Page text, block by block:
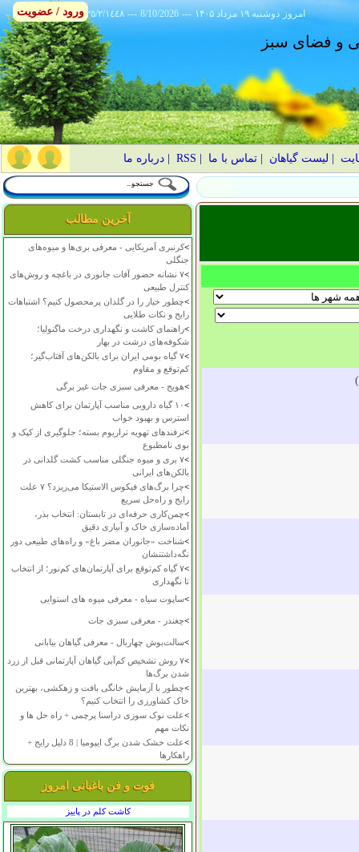
٢٥/٢/١٤٤٨ --- 8/10/2026 --- ۱۴۰۵ دوشنبه ۱۹ مرداد امروز
و فضای سبز
لیست گیاهان |تماس با ما RSS
|درباره ما
آخرین مطالب
>کرنبری آمریکایی - معرفی بری‌ها و میوه‌های
جنگلی
>
۷ نشانه حضور آفات جانوری در باغچه و روش‌های
کنترل طبیعی
>چطور خیار را در گلدان پرمحصول کنیم؟ اشتباهات
رایج و نکات طلایی
>راهنمای کاشت و نگهداری درخت ماگنولیا؛
شکوفه‌های درشت در بهار
>
۷ گیاه بومی ایران برای بالکن‌های آفتاب‌گیر؛
کم‌توقع و مقاوم
>هویج - معرفی سبزی جات غیر برگی
>
۱۰ گیاه دارویی مناسب آپارتمان برای کاهش
استرس و بهبود خواب
>ترفندهای تهویه تراریوم بسته؛ جلوگیری از کپک و
بوی نامطبوع
>
۷ بری و میوه جنگلی مناسب کشت گلدانی در
بالکن‌های ایرانی
>
چرا برگ‌های فیکوس الاستیکا می‌ریزد؟ ۷ علت
رایج و راه‌حل سریع
>چمن‌کاری حرفه‌ای در تابستان: انتخاب بذر،
آماده‌سازی خاک و آبیاری دقیق
>شناخت «جانوران مضر باغ» و راه‌های طبیعی دور
نگه‌داشتنشان
>
۷ گیاه کم‌توقع برای آپارتمان‌های کم‌نور؛ از انتخاب
تا نگهداری
>ساپوت سیاه - معرفی میوه های استوایی
>چغندر - معرفی سبزی جات
>سالت‌بوش چهاربال - معرفی گیاهان بیابانی
>
۷ روش تشخیص کم‌آبی گیاهان آپارتمانی قبل از زرد
شدن برگ‌ها
>چطور با آزمایش خانگی بافت و زهکشی، بهترین
خاک کشاورزی را انتخاب کنیم؟
>علت نوک سوزی دراسنا پرچمی + راه حل ها و
نکات مهم
>
علت خشک شدن برگ ایپومیا | 8 دلیل رایج +
راهکارها
فوت و فن باغبانی امروز
کاشت کلم در پاییز
)
ورود / عضویت